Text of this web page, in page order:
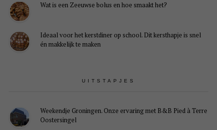
Wat is een Zeeuwse bolus en hoe smaakt het?
Ideaal voor het kerstdiner op school. Dit kersthapje is snel
én makkelijk te maken
UITSTAPJES
Weekendje Groningen. Onze ervaring met B&B Pied à Terre
Oostersingel